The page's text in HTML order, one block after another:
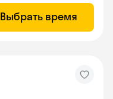
Выбрать время